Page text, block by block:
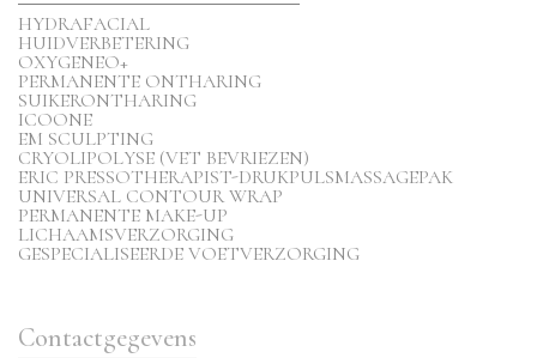
HYDRAFACIAL
HUIDVERBETERING
OXYGENEO+
PERMANENTE ONTHARING
SUIKERONTHARING
ICOONE
EM SCULPTING
CRYOLIPOLYSE (VET BEVRIEZEN)
ERIC PRESSOTHERAPIST-DRUKPULSMASSAGEPAK
UNIVERSAL CONTOUR WRAP
PERMANENTE MAKE-UP
LICHAAMSVERZORGING
GESPECIALISEERDE VOETVERZORGING
Contactgegevens